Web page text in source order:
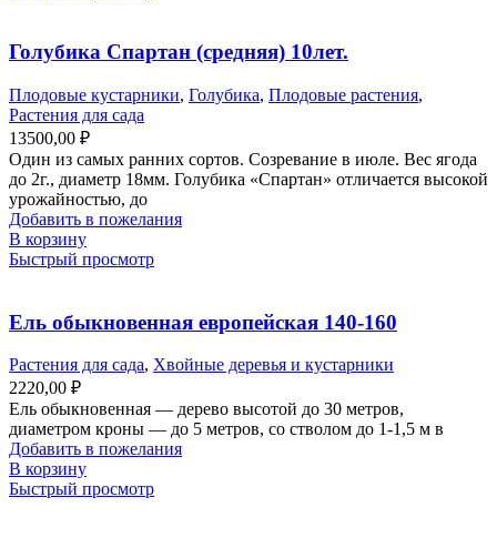
Голубика Спартан (средняя) 10лет.
Плодовые кустарники, Голубика, Плодовые растения,
Растения для сада
13500,00 ₽
Один из самых ранних сортов. Созревание в июле. Вес ягода
до 2г., диаметр 18мм. Голубика «Спартан» отличается высокой
урожайностью, до
Добавить в пожелания
В корзину
Быстрый просмотр
Ель обыкновенная европейская 140-160
Растения для сада, Хвойные деревья и кустарники
2220,00 ₽
Ель обыкновенная — дерево высотой до 30 метров,
диаметром кроны — до 5 метров, со стволом до 1-1,5 м в
Добавить в пожелания
В корзину
Быстрый просмотр